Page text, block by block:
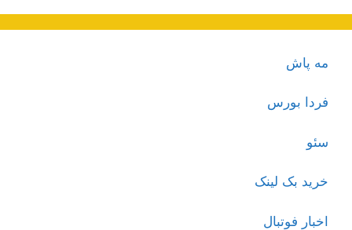
مه پاش
فردا بورس
سئو
خرید بک لینک
اخبار فوتبال